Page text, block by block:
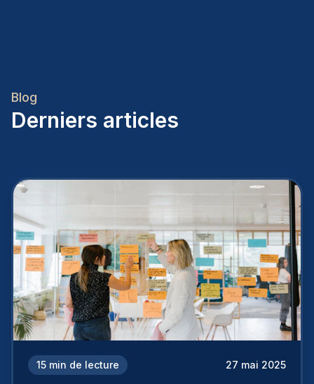
Blog
Derniers articles
15 min de lecture 27 mai 2025